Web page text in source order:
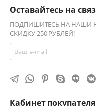
Оставайтесь на
ПОДПИШИТЕСЬ НА НАШИ
СКИДКУ 250 РУБЛЕЙ!
Кабинет покупателя